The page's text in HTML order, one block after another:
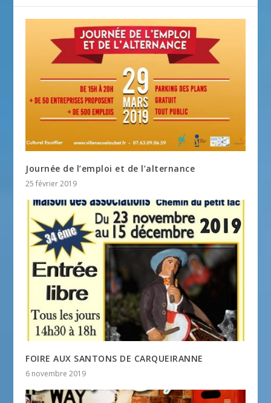
Journée de l’emploi et de l’alternance
25 février 2019
FOIRE AUX SANTONS DE CARQUEIRANNE
6 novembre 2019